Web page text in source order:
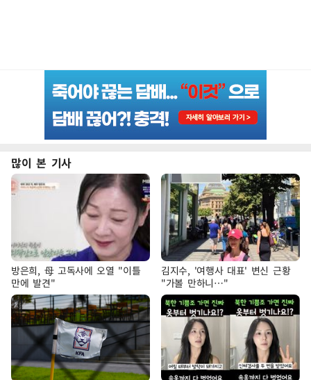
많이 본 기사
방은희, 母 고독사에 오열 "이틀
만에 발견"
김지수, '여행사 대표' 변신 근황
"가볼 만하니…"